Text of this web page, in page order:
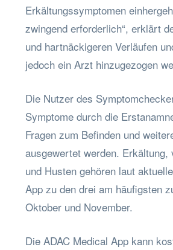
Erkältungssymptomen
zwingend erforderlich“, erklärt
und hartnäckigeren Verläufen
jedoch ein Arzt hinzugezogen
Die Nutzer des
Symptome durch die
Fragen zum Befinden und
ausgewertet werden. Erkältung,
und Husten gehören laut
App zu den drei am häufigsten
Oktober und November.
Die ADAC Medical App kann